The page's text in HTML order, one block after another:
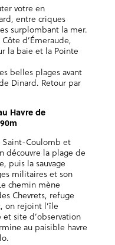
votre en
entre criques
surplombant la mer.
d’Émeraude,
la baie et la Pointe
belles plages avant
Dinard. Retour par
Havre de
Coulomb et
découvre la plage de
puis la sauvage
militaires et son
chemin mène
Chevrets, refuge
on rejoint l’île
site d’observation
au paisible havre